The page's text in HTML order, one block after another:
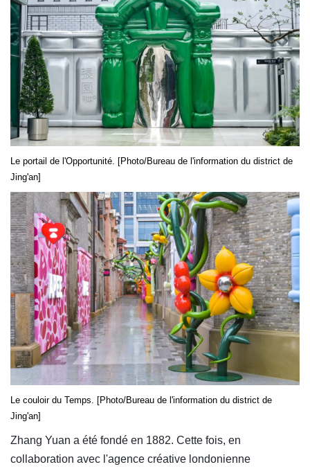
Le portail de l'Opportunité. [Photo/Bureau de l'information du district de
Jing'an]
Le couloir du Temps. [Photo/Bureau de l'information du district de
Jing'an]
Zhang Yuan a été fondé en 1882. Cette fois, en
collaboration avec l'agence créative londonienne